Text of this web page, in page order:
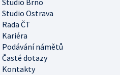
Studio Brno
Studio Ostrava
Rada ČT
Kariéra
Podávání námětů
Časté dotazy
Kontakty